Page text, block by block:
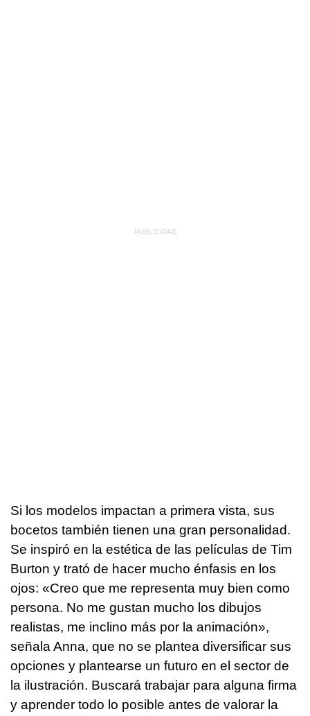
Si los modelos impactan a primera vista, sus
bocetos también tienen una gran personalidad.
Se inspiró en la estética de las películas de Tim
Burton y trató de hacer mucho énfasis en los
ojos: «Creo que me representa muy bien como
persona. No me gustan mucho los dibujos
realistas, me inclino más por la animación»,
señala Anna, que no se plantea diversificar sus
opciones y plantearse un futuro en el sector de
la ilustración. Buscará trabajar para alguna firma
y aprender todo lo posible antes de valorar la